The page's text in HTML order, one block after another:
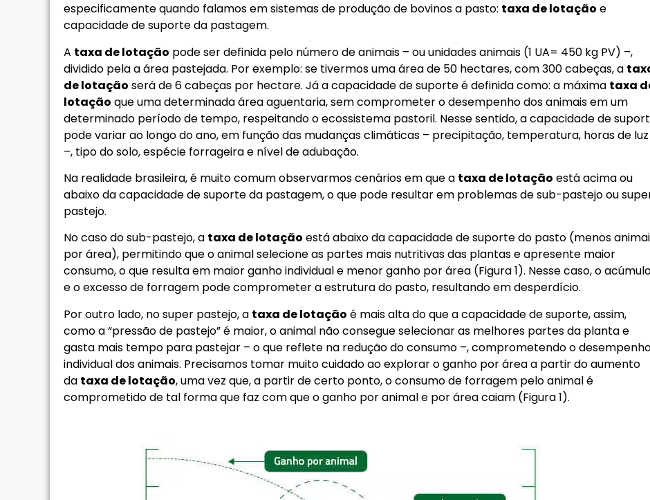
especificamente quando falamos em sistemas de produção de bovinos a pasto: taxa de lotação e
capacidade de suporte da pastagem.
A taxa de lotação pode ser definida pelo número de animais – ou unidades animais (1 UA= 450 kg PV) –,
dividido pela a área pastejada. Por exemplo: se tivermos uma área de 50 hectares, com 300 cabeças, a
de lotação será de 6 cabeças por hectare. Já a capacidade de suporte é definida como: a máxima taxa
lotação que uma determinada área aguentaria, sem comprometer o desempenho dos animais em um
determinado período de tempo, respeitando o ecossistema pastoril. Nesse sentido, a capacidade de
pode variar ao longo do ano, em função das mudanças climáticas – precipitação, temperatura, horas de luz
–, tipo do solo, espécie forrageira e nível de adubação.
Na realidade brasileira, é muito comum observarmos cenários em que a taxa de lotação está acima ou
abaixo da capacidade de suporte da pastagem, o que pode resultar em problemas de sub-pastejo ou
pastejo.
No caso do sub-pastejo, a taxa de lotação está abaixo da capacidade de suporte do pasto (menos
por área), permitindo que o animal selecione as partes mais nutritivas das plantas e apresente maior
consumo, o que resulta em maior ganho individual e menor ganho por área (Figura 1). Nesse caso, o
e o excesso de forragem pode comprometer a estrutura do pasto, resultando em desperdício.
Por outro lado, no super pastejo, a taxa de lotação é mais alta do que a capacidade de suporte, assim,
como a “pressão de pastejo” é maior, o animal não consegue selecionar as melhores partes da planta e
gasta mais tempo para pastejar – o que reflete na redução do consumo –, comprometendo o
individual dos animais. Precisamos tomar muito cuidado ao explorar o ganho por área a partir do aumento
da taxa de lotação, uma vez que, a partir de certo ponto, o consumo de forragem pelo animal é
comprometido de tal forma que faz com que o ganho por animal e por área caiam (Figura 1).